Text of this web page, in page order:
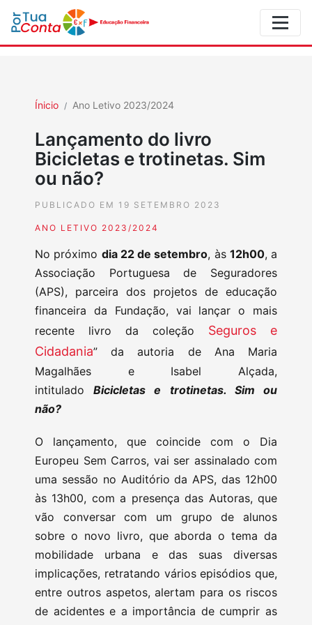
Ínicio Ano Letivo 2023/2024
Lançamento do livro
Bicicletas e trotinetas. Sim
ou não?
PUBLICADO EM 19 SETEMBRO 2023
ANO LETIVO 2023/2024
No próximo dia 22 de setembro, às 12h00, a
Associação Portuguesa de Seguradores
(APS), parceira dos projetos de educação
financeira da Fundação, vai lançar o mais
recente livro da coleção Seguros e
Cidadania” da autoria de Ana Maria
Magalhães e Isabel Alçada,
intituladoBicicletas e trotinetas. Sim ou
não?
O lançamento, que coincide com o Dia
Europeu Sem Carros, vai ser assinalado com
uma sessão no Auditório da APS, das 12h00
às 13h00, com a presença das Autoras, que
vão conversar com um grupo de alunos
sobre o novo livro, que aborda o tema da
mobilidade urbana e das suas diversas
implicações, retratando vários episódios que,
entre outros aspetos, alertam para os riscos
de acidentes e a importância de cumprir as